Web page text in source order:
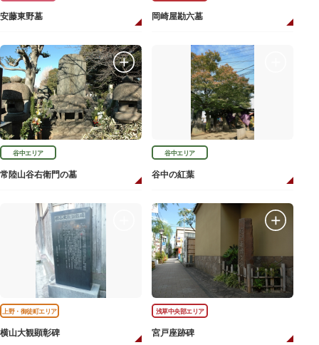
安藤東野墓 岡崎屋勘六墓
谷中エリア
常陸山谷右衛門の墓
谷中エリア
谷中の紅葉
上野・御徒町エリア
横山大観顕彰碑
浅草中央部エリア
宮戸座跡碑